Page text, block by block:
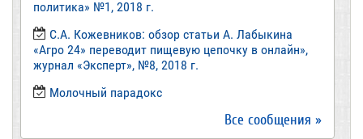
политика» №1, 2018 г.
С.А. Кожевников: обзор статьи А. Лабыкина
«Агро 24» переводит пищевую цепочку в онлайн»,
журнал «Эксперт», №8, 2018 г.
Молочный парадокс
Все сообщения »